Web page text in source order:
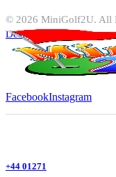
© 2026 MiniGolf2U. All
Design & Hosting
FacebookInstagram
+44 01271